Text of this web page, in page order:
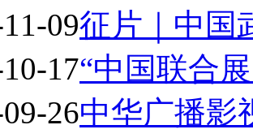
09征片｜中国
17“中国联合
26中华广播影